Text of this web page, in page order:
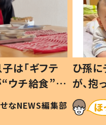
は「ギフテ
ウチ給食”を
#令和の親
せなNEWS編集部
ひ孫
が、
「涙が
い」